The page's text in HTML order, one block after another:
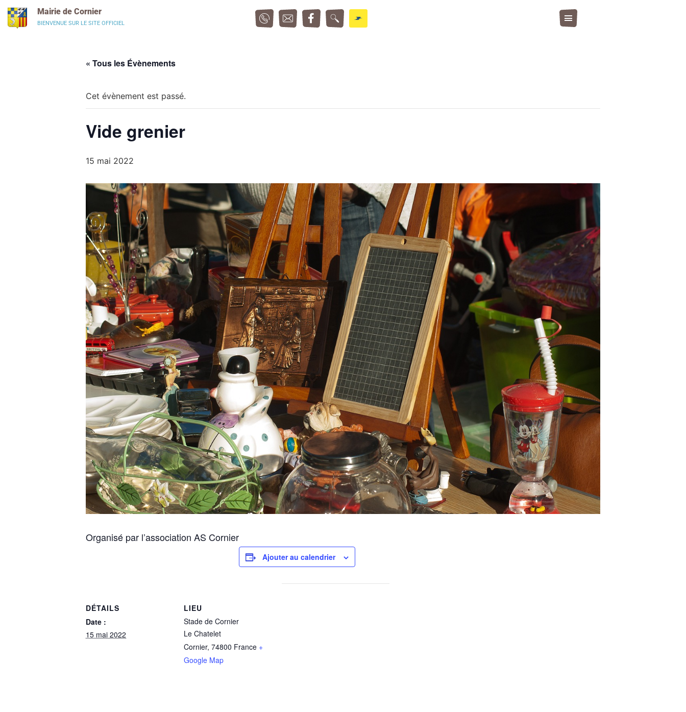
Mairie de Cornier
BIENVENUE SUR LE SITE OFFICIEL
« Tous les Évènements
Cet évènement est passé.
Vide grenier
15 mai 2022
Organisé par l’association AS Cornier
Ajouter au calendrier
DÉTAILS
Date :
15 mai 2022
LIEU
Stade de Cornier
Le Chatelet
Cornier, 74800 France +
Google Map
Panneau de gestion des cookies